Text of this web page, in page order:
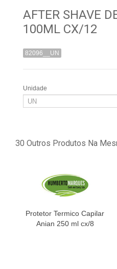
AFTER SHAVE
100ML CX/12
82096__UN
Unidade
30 Outros Produtos Na
Protetor Termico Capilar
Anian 250 ml cx/8